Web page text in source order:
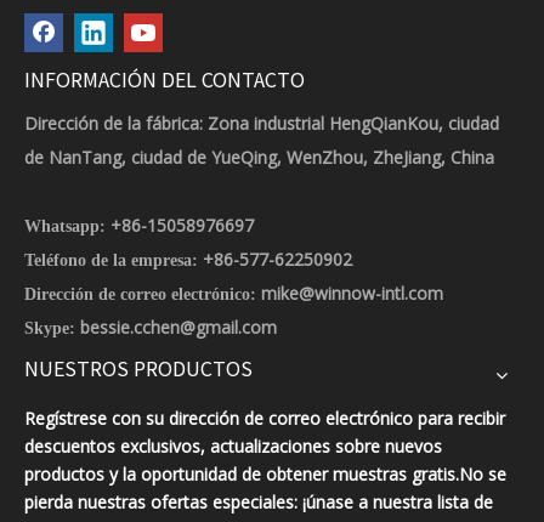
INFORMACIÓN DEL CONTACTO
Dirección de la fábrica: Zona industrial HengQianKou, ciudad
de NanTang, ciudad de YueQing, WenZhou, ZheJiang, China
Whatsapp: +86-15058976697
Teléfono de la empresa: +86-577-62250902
Dirección de correo electrónico: mike@winnow-intl.com
Skype: bessie.cchen@gmail.com
NUESTROS PRODUCTOS
Regístrese con su dirección de correo electrónico para recibir
descuentos exclusivos, actualizaciones sobre nuevos
productos y la oportunidad de obtener muestras gratis.No se
pierda nuestras ofertas especiales: ¡únase a nuestra lista de